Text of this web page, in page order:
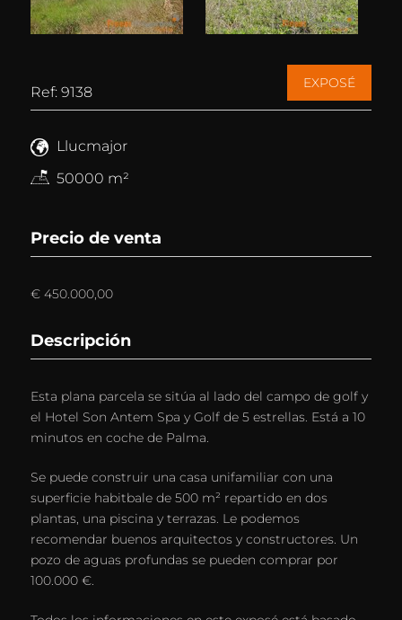
Ref: 9138
EXPOSÉ
Llucmajor
50000 m²
Precio de venta
€ 450.000,00
Descripción
Esta plana parcela se sitúa al lado del campo de golf y
el Hotel Son Antem Spa y Golf de 5 estrellas. Está a 10
minutos en coche de Palma.
Se puede construir una casa unifamiliar con una
superficie habitbale de 500 m² repartido en dos
plantas, una piscina y terrazas. Le podemos
recomendar buenos arquitectos y constructores. Un
pozo de aguas profundas se pueden comprar por
100.000 €.